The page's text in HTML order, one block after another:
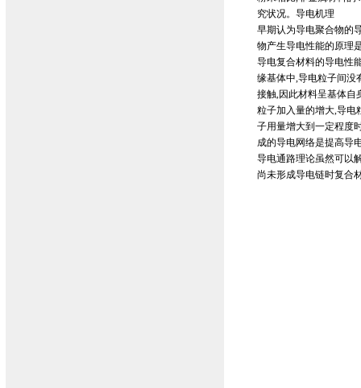
究状况。导电机理
早期认为导电聚合物的
物产生导电性能的原理
导电复合材料的导电性
缘基体中,导电粒子间没
接触,因此材料呈基体自
粒子加入量的增大,导电
子用量增大到一定程度
成的导电网络是提高导
导电通路理论虽然可以
尚未形成导电链时复合